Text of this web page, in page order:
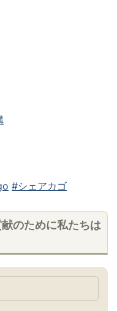
#シェアカゴ
のために私たちは